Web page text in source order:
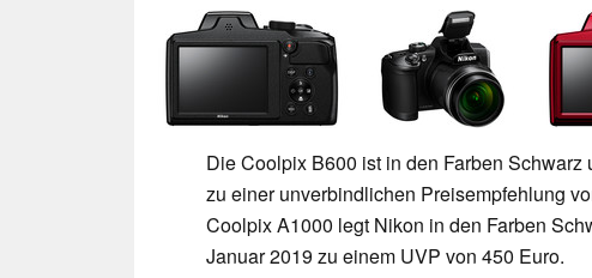
Die Coolpix B600 ist in den Farben
zu einer unverbindlichen Preisempfehlung
Coolpix A1000 legt Nikon in den Farben
Januar 2019 zu einem UVP von 450 Euro.